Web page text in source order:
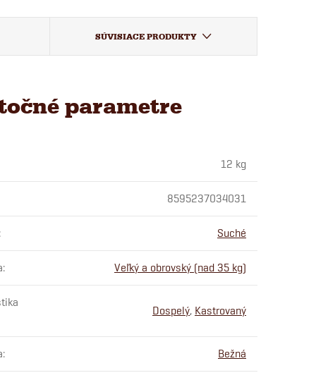
SÚVISIACE PRODUKTY
parametre
12 kg
8595237034031
: Suché
: Veľký a obrovský (nad 35 kg)
Dospelý, Kastrovaný
: Bežná